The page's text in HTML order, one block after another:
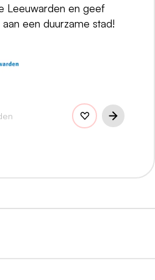
Leeuwarden en geef
een duurzame stad!